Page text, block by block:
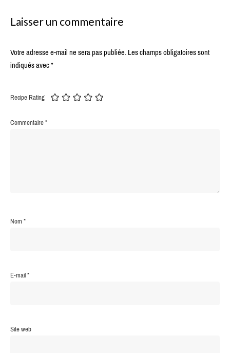
Laisser un commentaire
Votre adresse e-mail ne sera pas publiée.Les champs obligatoires sont
indiqués avec*
Recipe Rating
Commentaire*
Nom*
E-mail*
Site web